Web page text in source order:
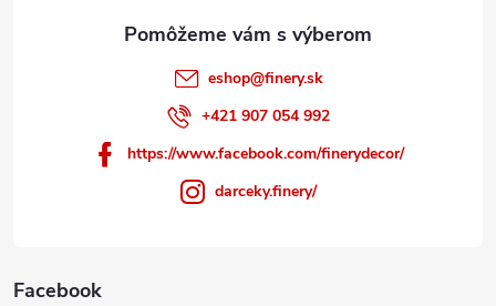
eshop@finery.sk
+421 907 054 992
https://www.facebook.com/finerydecor/
darceky.finery/
Facebook